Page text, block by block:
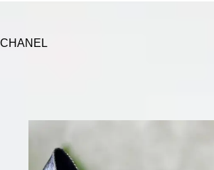
CHANEL